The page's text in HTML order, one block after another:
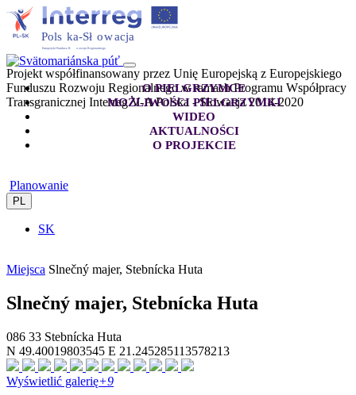
Projekt współfinansowany przez Unię Europejską z Europejskiego
Funduszu Rozwoju Regionalnego w ramach Programu Współpracy
Transgranicznej Interreg V-A Polska - Słowacja 2014-2020
O PIELGRZYMCE
MOŻLIWOŚCI PIELGRZYMKI
WIDEO
AKTUALNOŚCI
O PROJEKCIE
Planowanie
PL
SK
Miejsca Slnečný majer, Stebnícka Huta
Slnečný majer, Stebnícka Huta
086 33 Stebnícka Huta
N 49.40019803545 E 21.245285113578213
Wyświetlić galerię+9